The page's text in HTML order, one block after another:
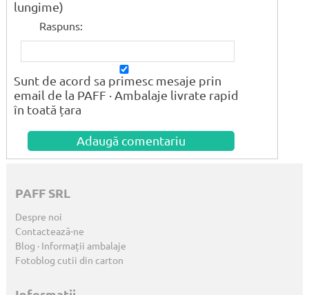
lungime)
Raspuns:
Sunt de acord sa primesc mesaje prin
email de la PAFF · Ambalaje livrate rapid
în toată țara
PAFF SRL
Despre noi
Contactează-ne
Blog · Informații ambalaje
Fotoblog cutii din carton